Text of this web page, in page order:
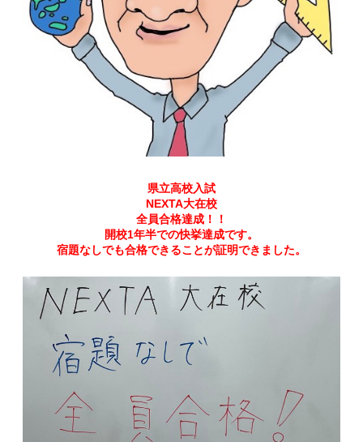
県立高校入試
NEXTA大在校
全員合格達成！！
開校1年半での快挙達成です。
宿題なしでも合格できることが証明できました。